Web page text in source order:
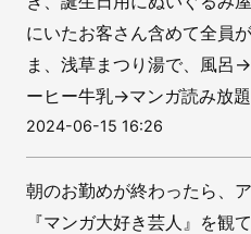
にいたお客さん含めて全員
ま、浅草まつり湯で、風
ーヒー牛乳→マンガ読み放
2024-06-15 16:26
朝のお勤めが終わったら、
『マンガ大好き芸人』を観